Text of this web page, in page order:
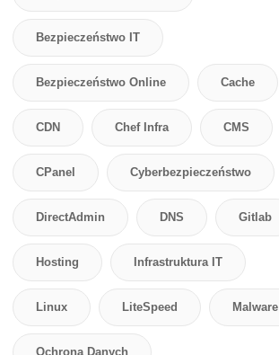
Bezpieczeństwo IT
Bezpieczeństwo Online Cache
CDN Chef Infra CMS
CPanel Cyberbezpieczeństwo
DirectAdmin DNS Gitlab
Hosting Infrastruktura IT
Linux LiteSpeed Malware
Ochrona Danych